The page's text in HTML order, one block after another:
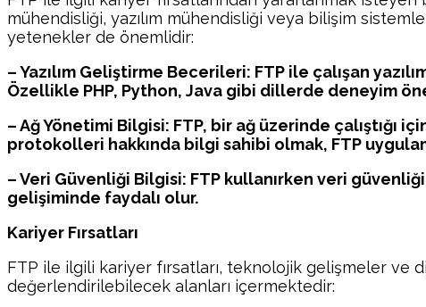
mühendisliği, yazılım mühendisliği veya bilişim
yetenekler de önemlidir:
– Yazılım Geliştirme Becerileri: FTP ile çalışan
Özellikle PHP, Python, Java gibi dillerde deneyim
– Ağ Yönetimi Bilgisi: FTP, bir ağ üzerinde
protokolleri hakkında bilgi sahibi olmak, FTP
– Veri Güvenliği Bilgisi: FTP kullanırken veri
gelişiminde faydalı olur.
Kariyer Fırsatları
FTP ile ilgili kariyer fırsatları, teknolojik gelişmeler ve
değerlendirilebilecek alanları içermektedir: